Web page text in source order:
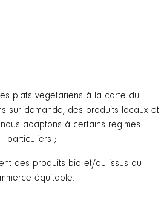
plats végétariens à la carte du
sur demande, des produits locaux et
adaptons à certains régimes
particuliers ;
des produits bio et/ou issus du
équitable.